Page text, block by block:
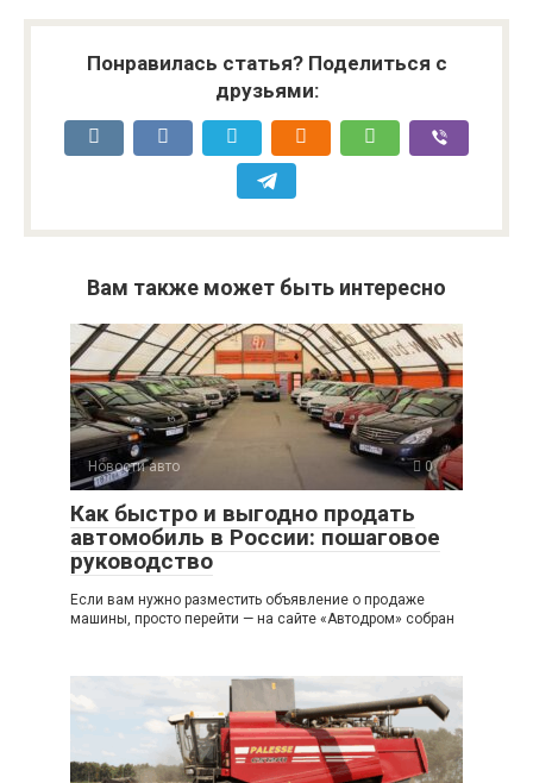
Понравилась статья? Поделиться с
друзьями:
Вам также может быть интересно
Новости авто 0
Как быстро и выгодно продать
автомобиль в России: пошаговое
руководство
Если вам нужно разместить объявление о продаже
машины, просто перейти — на сайте «Автодром» собран